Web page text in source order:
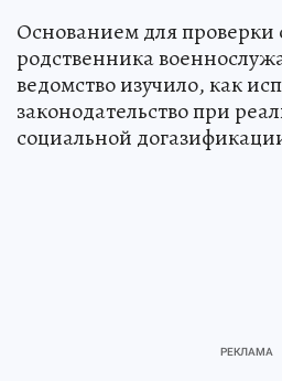
Основанием для проверки
родственника
ведомство изучило, как
законодательство при
социальной